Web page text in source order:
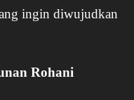
ingin diwujudkan
Rohani